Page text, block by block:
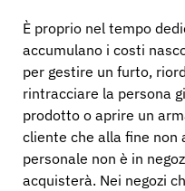
È proprio nel tempo
accumulano i costi
per gestire un furto,
rintracciare la persona
prodotto o aprire un
cliente che alla fine non
personale non è in
acquisterà. Nei negozi